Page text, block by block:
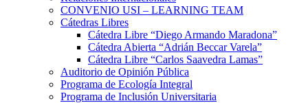
CONVENIO USI – LEARNING TEAM
Cátedras Libres
Cátedra Libre “Diego Armando Maradona”
Cátedra Abierta “Adrián Beccar Varela”
Cátedra Libre “Carlos Saavedra Lamas”
Auditorio de Opinión Pública
Programa de Ecología Integral
Programa de Inclusión Universitaria